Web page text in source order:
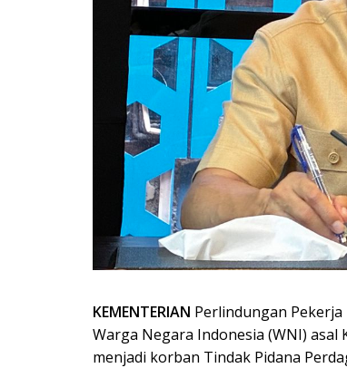
KEMENTERIAN Perlindungan
Warga Negara Indonesia (WNI)
menjadi korban Tindak Pidana